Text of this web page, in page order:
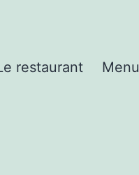
restaurant Menu